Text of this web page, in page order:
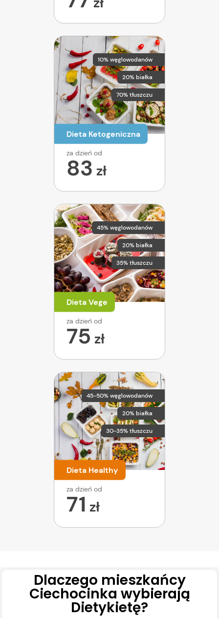
10% węglowodanów
20% białka
70% tłuszczu
Dieta Ketogeniczna
za dzień od
83 zł
45% węglowodanów
20% białka
35% tłuszczu
Dieta Vege
za dzień od
75 zł
45-50% węglowodanów
20% białka
30-35% tłuszczu
Dieta Healthy
za dzień od
71 zł
Dlaczego mieszkańcy
Ciechocinka wybierają
Dietykietę?